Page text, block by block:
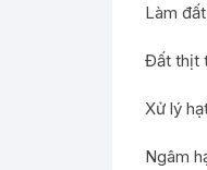
Làm
Đất thịt
Xử lý
Ngâm